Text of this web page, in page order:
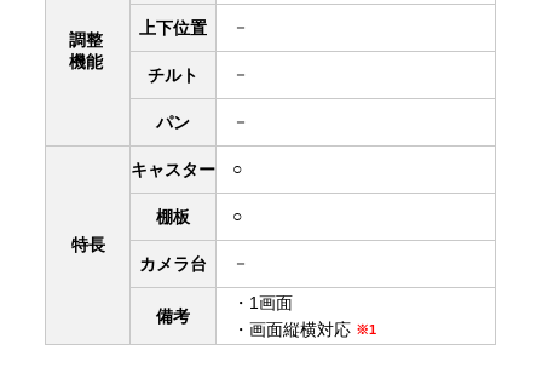
調整
機能
上下位置 －
チルト －
パン －
特長
キャスター ○
棚板 ○
カメラ台 －
備考
・1画面
・画面縦横対応 ※1